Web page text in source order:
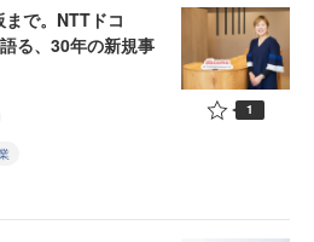
で。NTTドコ
る、30年の新規事
1